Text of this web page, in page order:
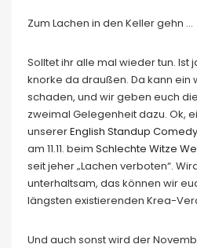
Zum Lachen in den Keller gehn …
Solltet ihr alle mal wieder tun. Ist
knorke da draußen. Da kann ein
schaden, und wir geben euch
zweimal Gelegenheit dazu. Ok,
unsererEnglish Standup
am 11.11. beim Schlechte Witze
seit jeher „Lachen verboten“.
unterhaltsam, das können wir
längsten existierenden Krea-
Und auch sonst wird der